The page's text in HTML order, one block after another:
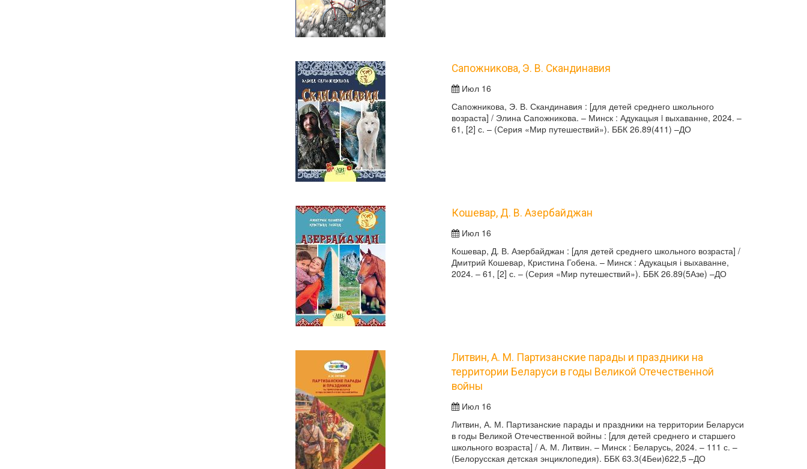
Сапожникова, Э. В. Скандинавия
Июл 16
Сапожникова, Э. В. Скандинавия : [для детей среднего школьного
возраста] / Элина Сапожникова. – Минск : Адукацыя i выхаванне, 2024. –
61, [2] с. – (Серия «Мир путешествий»). ББК 26.89(411) –ДО
Кошевар, Д. В. Азербайджан
Июл 16
Кошевар, Д. В. Азербайджан : [для детей среднего школьного возраста] /
Дмитрий Кошевар, Кристина Гобена. – Минск : Адукацыя і выхаванне,
2024. – 61, [2] с. – (Серия «Мир путешествий»). ББК 26.89(5Азе) –ДО
Литвин, А. М. Партизанские парады и праздники на
территории Беларуси в годы Великой Отечественной
войны
Июл 16
Литвин, А. М. Партизанские парады и праздники на территории Беларуси
в годы Великой Отечественной войны : [для детей среднего и старшего
школьного возраста] / А. М. Литвин. – Минск : Беларусь, 2024. – 111 с. –
(Белорусская детская энциклопедия). ББК 63.3(4Беи)622,5 –ДО